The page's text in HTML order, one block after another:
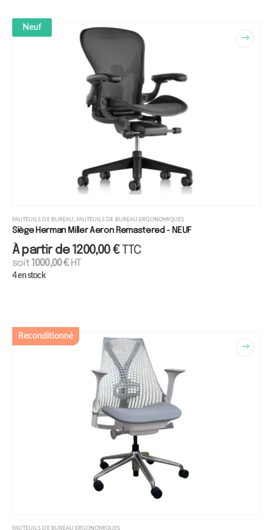
Neuf
FAUTEUILS DE BUREAU FAUTEUILS DE BUREAU ERGONOMIQUES
Siège Herman Miller Aeron Remastered - NEUF
À partir de1200,00€TTC
soit1000,00€HT
4 en stock
Reconditionné
FAUTEUILS DE BUREAU ERGONOMIQUES